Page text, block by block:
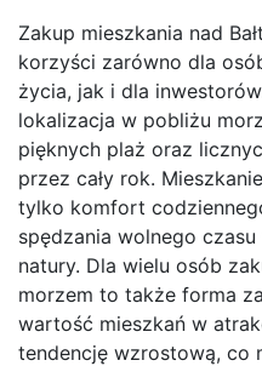
Zakup mieszkania nad
korzyści zarówno dla
życia, jak i dla
lokalizacja w pobliżu
pięknych plaż oraz
przez cały rok.
tylko komfort
spędzania wolnego
natury. Dla wielu osób
morzem to także forma
wartość mieszkań w
tendencję wzrostową, co